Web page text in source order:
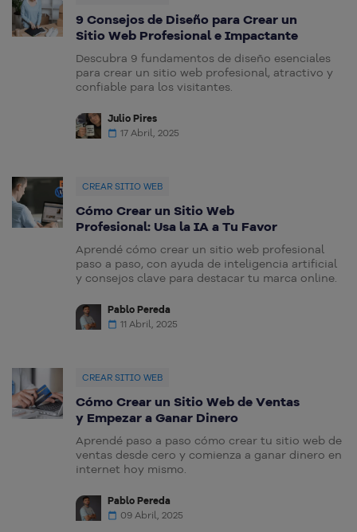
9 Consejos de Diseño para Crear un
Sitio Web Profesional e Impactante
Descubra 9 fundamentos de diseño esenciales
para crear un sitio web profesional, atractivo y
confiable para los visitantes.
Julio Pires
17 Abril, 2025
CREAR SITIO WEB
Cómo Crear un Sitio Web
Profesional: Usa la IA a Tu Favor
Aprendé cómo crear un sitio web profesional
paso a paso, con ayuda de inteligencia artificial
y consejos clave para destacar tu marca online.
Pablo Pereda
11 Abril, 2025
CREAR SITIO WEB
Cómo Crear un Sitio Web de Ventas
y Empezar a Ganar Dinero
Aprendé paso a paso cómo crear tu sitio web de
ventas desde cero y comienza a ganar dinero en
internet hoy mismo.
Pablo Pereda
09 Abril, 2025